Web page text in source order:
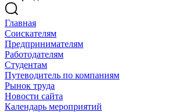
Главная
Соискателям
Предпринимателям
Работодателям
Студентам
Путеводитель по компаниям
Рынок труда
Новости сайта
Календарь мероприятий